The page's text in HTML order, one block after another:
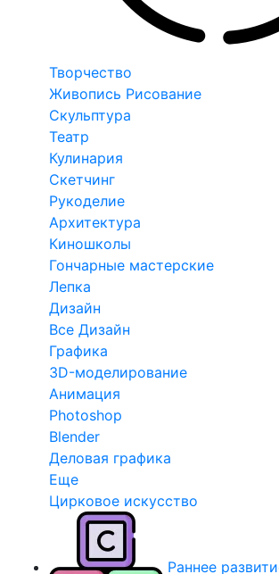
Творчество
Живопись Рисование
Скульптура
Театр
Кулинария
Скетчинг
Рукоделие
Архитектура
Киношколы
Гончарные мастерские
Лепка
Дизайн
Все Дизайн
Графика
3D-моделирование
Анимация
Photoshop
Blender
Деловая графика
Еще
Цирковое искусство
Раннее